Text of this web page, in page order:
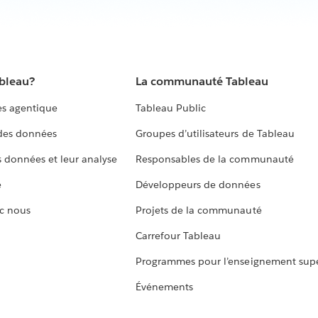
agentique
données
et leur analyse
nous
La communauté Tableau
Tableau Public
Groupes d’utilisateurs de Tableau
Responsables de la communauté
Développeurs de données
Projets de la communauté
Carrefour Tableau
Programmes pour l’enseignement
Événements